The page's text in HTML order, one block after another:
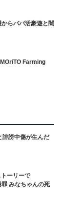
らパパ活豪遊と闇
Farming
誹謗中傷が生んだ
ーリーで
みなちゃんの死